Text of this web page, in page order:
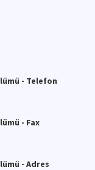
- Telefon
- Fax
- Adres